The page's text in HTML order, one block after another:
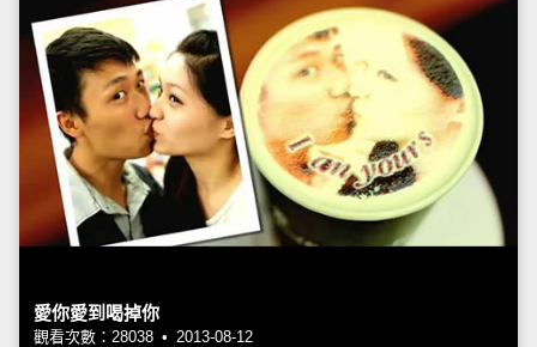
愛你愛到喝掉你
觀看次數：28038 • 2013-08-12